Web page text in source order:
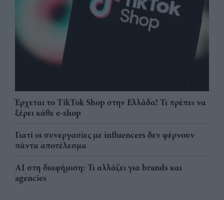
Έρχεται το TikTok Shop στην Ελλάδα! Τι πρέπει να
ξέρει κάθε e-shop
Γιατί οι συνεργασίες με influencers δεν φέρνουν
πάντα αποτέλεσμα
AI στη διαφήμιση: Τι αλλάζει για brands και
agencies